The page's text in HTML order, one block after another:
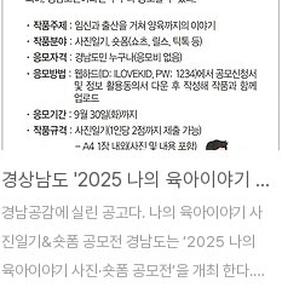
경상남도 '2025 나의 육아이야기 사진.숏폼 공모전'
경남공감에 실린 공고다. 나의 육아이야기 사
진일기&숏폼 공모전 경남도는 ‘2025 나의
육아이야기 사진·숏폼 공모전’을 개최 한다.